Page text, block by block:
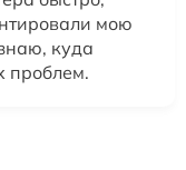
мою
куда
проблем.